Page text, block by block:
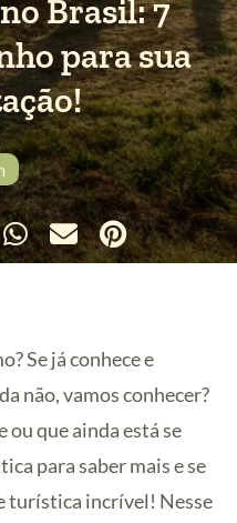
Brasil: 7
para sua
Se já conhece e
não, vamos conhecer?
ou que ainda está se
para saber mais e se
turística incrível! Nesse